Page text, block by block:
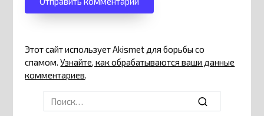
Этот сайт использует Akismet для борьбы со
спамом.Узнайте, как обрабатываются ваши данные
комментариев.
Search
for: